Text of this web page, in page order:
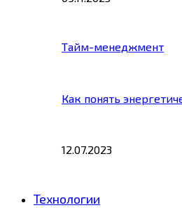
Тайм-менеджмент
Как понять
12.07.2023
Технологии